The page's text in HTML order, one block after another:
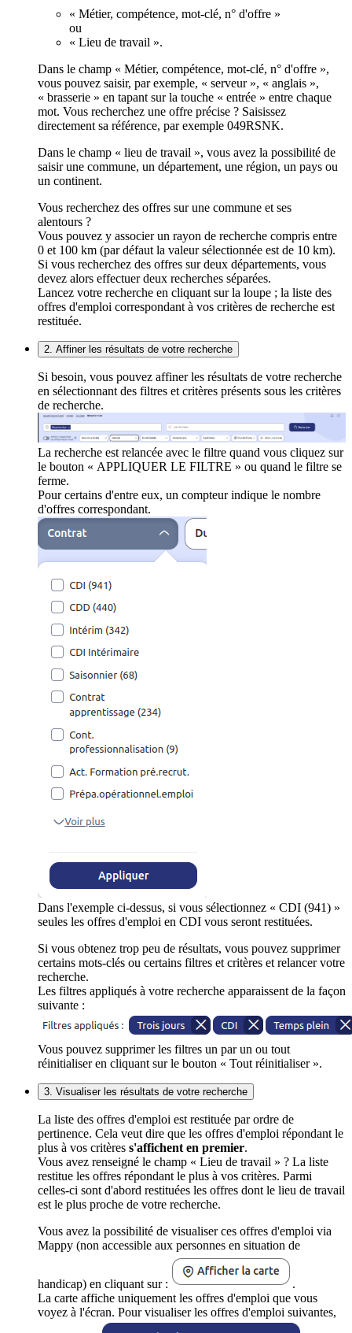
« Métier, compétence, mot-clé, n° d'offre »
ou
« Lieu de travail ».
Dans le champ « Métier, compétence, mot-clé, n° d'offre »,
vous pouvez saisir, par exemple, « serveur », « anglais »,
« brasserie » en tapant sur la touche « entrée » entre chaque
mot. Vous recherchez une offre précise ? Saisissez
directement sa référence, par exemple 049RSNK.
Dans le champ « lieu de travail », vous avez la possibilité de
saisir une commune, un département, une région, un pays ou
un continent.
Vous recherchez des offres sur une commune et ses
alentours ?
Vous pouvez y associer un rayon de recherche compris entre
0 et 100 km (par défaut la valeur sélectionnée est de 10 km).
Si vous recherchez des offres sur deux départements, vous
devez alors effectuer deux recherches séparées.
Lancez votre recherche en cliquant sur la loupe ; la liste des
offres d'emploi correspondant à vos critères de recherche est
restituée.
2. Affiner les résultats de votre recherche
Si besoin, vous pouvez affiner les résultats de votre recherche
en sélectionnant des filtres et critères présents sous les critères
de recherche.
La recherche est relancée avec le filtre quand vous cliquez sur
le bouton « APPLIQUER LE FILTRE » ou quand le filtre se
ferme.
Pour certains d'entre eux, un compteur indique le nombre
d'offres correspondant.
Dans l'exemple ci-dessus, si vous sélectionnez « CDI (941) »
seules les offres d'emploi en CDI vous seront restituées.
Si vous obtenez trop peu de résultats, vous pouvez supprimer
certains mots-clés ou certains filtres et critères et relancer votre
recherche.
Les filtres appliqués à votre recherche apparaissent de la façon
suivante :
Vous pouvez supprimer les filtres un par un ou tout
réinitialiser en cliquant sur le bouton « Tout réinitialiser ».
3. Visualiser les résultats de votre recherche
La liste des offres d'emploi est restituée par ordre de
pertinence. Cela veut dire que les offres d'emploi répondant le
plus à vos critères s'affichent en premier.
Vous avez renseigné le champ « Lieu de travail » ? La liste
restitue les offres répondant le plus à vos critères. Parmi
celles-ci sont d'abord restituées les offres dont le lieu de travail
est le plus proche de votre recherche.
Vous avez la possibilité de visualiser ces offres d'emploi via
Mappy (non accessible aux personnes en situation de
handicap) en cliquant sur :
.
La carte affiche uniquement les offres d'emploi que vous
voyez à l'écran. Pour visualiser les offres d'emploi suivantes,